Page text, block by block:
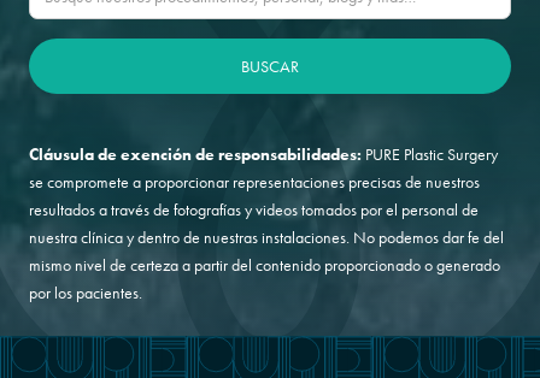
Cláusula de exención de responsabilidades: PURE Plastic Surgery
se compromete a proporcionar representaciones precisas de nuestros
resultados a través de fotografías y videos tomados por el personal de
nuestra clínica y dentro de nuestras instalaciones. No podemos dar fe del
mismo nivel de certeza a partir del contenido proporcionado o generado
por los pacientes.